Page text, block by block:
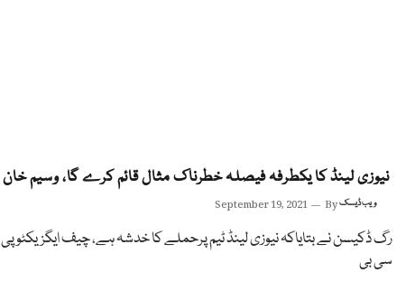
نیوزی لینڈ کا یکطرفہ فیصلہ خطرناک مثال قائم کرے گا، وسیم خان
September 19, 2021 Byویب ڈیسک
رگ ڈکیسن نے بتایاکہ نیوزی لینڈ ٹیم پرحملے کا خدشہ ہے، چیف ایگزیکٹو پی
سی بی